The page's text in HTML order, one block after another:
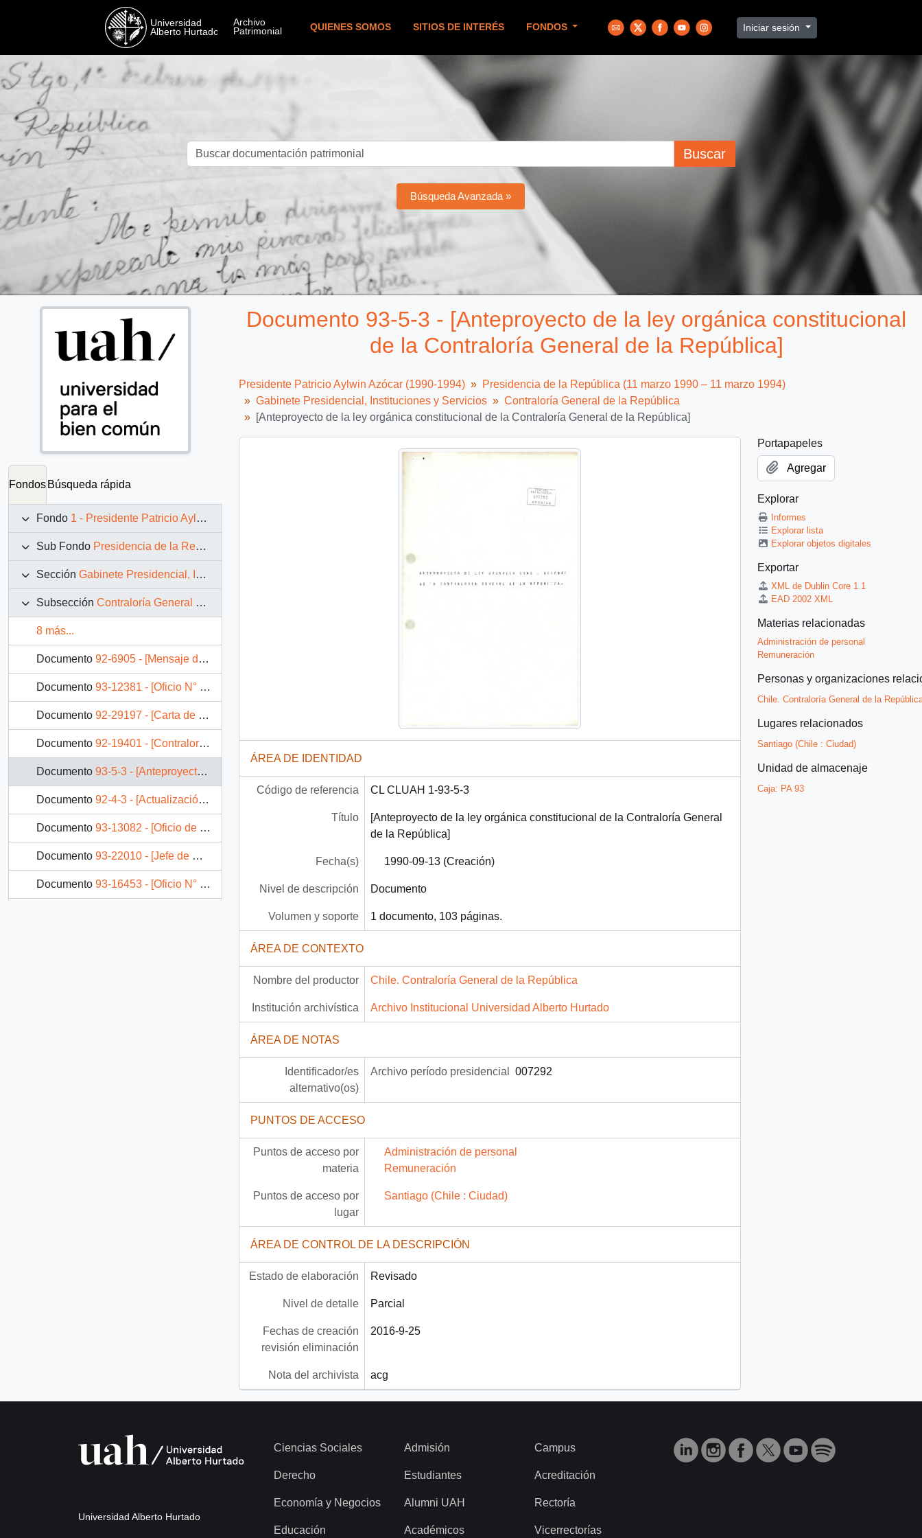
QUIENES SOMOS SITIOS DE INTERÉS FONDOS Iniciar sesión
Buscar
Búsqueda Avanzada »
Fondos Búsqueda rápida
Fondo 1 - Presidente Patricio Aylwin Azócar (1990-1994)
Sub Fondo Presidencia de la República (11 marzo 1990 – 11 marzo 1994)
Sección Gabinete Presidencial, Instituciones y Servicios
Subsección Contraloría General de la República
8 más...
Documento 92-6905 - [Mensaje de la División de Contabilidad de la Contraloría General de la República dirigido a la Dirección Administrativa]
Documento 93-12381 - [Oficio N° 015104 de la Contraloría General de la República]
Documento 92-29197 - [Carta de División de Continuidad de la Contraloría General de la República]
Documento 92-19401 - [Contraloria General de la República, remite copia de póliza de fianza]
Documento 93-5-3 - [Anteproyecto de la ley orgánica constitucional de la Contraloría General de la República]
Documento 92-4-3 - [Actualización de anteproyecto de ley relativo a la planta y remuneraciones del personal de la Contraloría General]
Documento 93-13082 - [Oficio de Contraloría General de la República]
Documento 93-22010 - [Jefe de Oficina de Finanzas Contraloria General de la República, remite factura]
Documento 93-16453 - [Oficio N° 1008 de la Contraloría General de la República]
Documento 93-5-3 - [Anteproyecto de la ley orgánica constitucional
de la Contraloría General de la República]
Presidente Patricio Aylwin Azócar (1990-1994)
Presidencia de la República (11 marzo 1990 – 11 marzo 1994)
Gabinete Presidencial, Instituciones y Servicios
Contraloría General de la República
[Anteproyecto de la ley orgánica constitucional de la Contraloría General de la República]
ÁREA DE IDENTIDAD
Código de referencia CL CLUAH 1-93-5-3
Título
[Anteproyecto de la ley orgánica constitucional de la Contraloría General
de la República]
Fecha(s) 1990-09-13 (Creación)
Nivel de descripción Documento
Volumen y soporte 1 documento, 103 páginas.
ÁREA DE CONTEXTO
Nombre del productor Chile. Contraloría General de la República
Institución archivística Archivo Institucional Universidad Alberto Hurtado
ÁREA DE NOTAS
Identificador/es
alternativo(os)
Archivo período presidencial 007292
PUNTOS DE ACCESO
Puntos de acceso por
materia
Administración de personal
Remuneración
Puntos de acceso por
lugar
Santiago (Chile : Ciudad)
ÁREA DE CONTROL DE LA DESCRIPCIÓN
Estado de elaboración Revisado
Nivel de detalle Parcial
Fechas de creación
revisión eliminación
2016-9-25
Nota del archivista acg
Portapapeles
Agregar
Explorar
Informes
Explorar lista
Explorar objetos digitales
Exportar
XML de Dublin Core 1.1
EAD 2002 XML
Materias relacionadas
Administración de personal
Remuneración
Personas y organizaciones
Chile. Contraloría General de la
Lugares relacionados
Santiago (Chile : Ciudad)
Unidad de almacenaje
Caja: PA 93
Universidad Alberto Hurtado
Ciencias Sociales
Derecho
Economía y Negocios
Educación
Admisión
Estudiantes
Alumni UAH
Académicos
Campus
Acreditación
Rectoría
Vicerrectorías